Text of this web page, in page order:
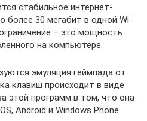
стабильное интернет-
более 30 мегабит в одной Wi-
– это мощность
на компьютере.
эмуляция геймпада от
клавиш происходит в виде
этой программ в том, что она
Android и Windows Phone.